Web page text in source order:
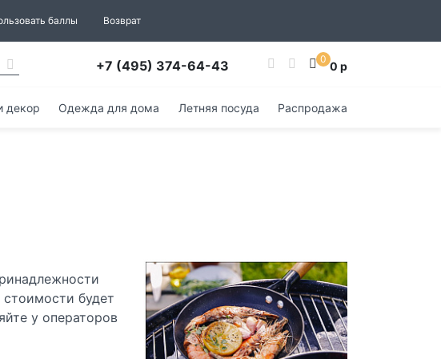
баллы Возврат
+7 (495) 374-64-43 0 0 р
декор Одежда для дома Летняя посуда Распродажа
будет
у операторов